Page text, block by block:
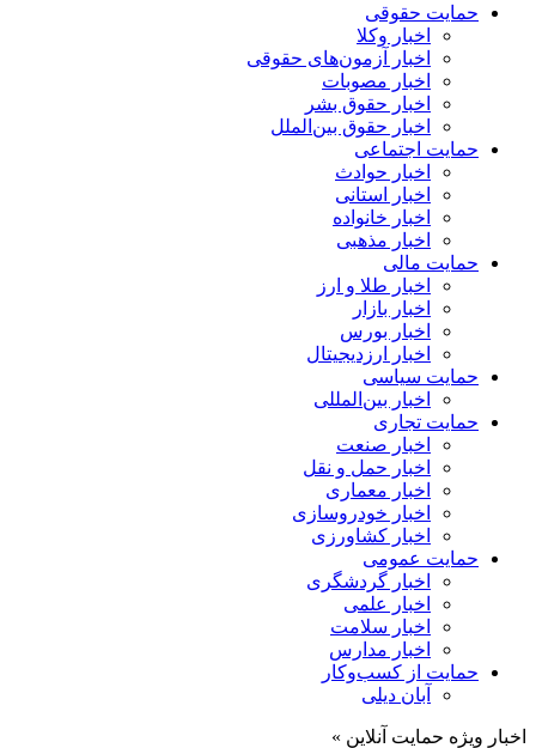
حمایت حقوقی
اخبار وکلا
اخبار آزمون‌های حقوقی
اخبار مصوبات
اخبار حقوق بشر
اخبار حقوق بین‌الملل
حمایت اجتماعی
اخبار حوادث
اخبار استانی
اخبار خانواده
اخبار مذهبی
حمایت مالی
اخبار طلا و ارز
اخبار بازار
اخبار بورس
اخبار ارزدیجیتال
حمایت سیاسی
اخبار بین‌المللی
حمایت تجاری
اخبار صنعت
اخبار حمل و نقل
اخبار معماری
اخبار خودروسازی
اخبار کشاورزی
حمایت عمومی
اخبار گردشگری
اخبار علمی
اخبار سلامت
اخبار مدارس
حمایت از کسب‌وکار
آبان دیلی
اخبار ویژه حمایت آنلاین »